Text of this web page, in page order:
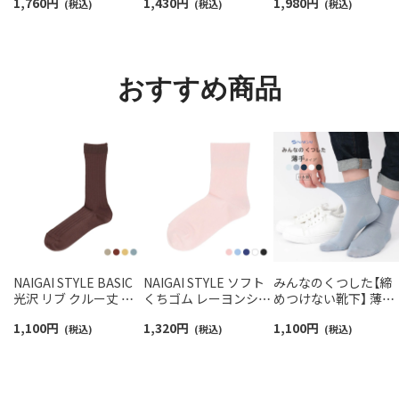
抗菌防臭 NAIGAI
(税込) 03022420(税込)
ームウォーマー 日本
(税込)
おすすめ商品
NAIGAI STYLE BASIC
光沢 リブ クルー丈 レ
製 03097220
1,100円 (税込)
NAIGAI STYLE ソフト
くちゴム レーヨンシル
製 クルー丈 レディース
1,320円 (税込)
みんなのくつした【締
めつけない靴下】 薄手
り オーガニックコッ
1,100円 (税込)